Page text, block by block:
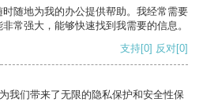
随地为我的办公提供帮助。我经常需要
常强大，能够快速找到我需要的信息。
支持[0] 反对[0]
我们带来了无限的隐私保护和安全性保